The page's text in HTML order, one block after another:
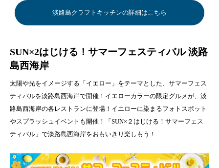
淡路島クラフトキッチンの詳細はこちら
SUN×2はじける！サマーフェスティバル 淡路
島西海岸
太陽や光をイメージする「イエロー」をテーマとした、サマーフェス
ティバルを淡路島西海岸で開催！イエローカラーの限定グルメが、淡
路島西海岸の各レストランに登場！イエローに染まるフォトスポット
やスプラッシュイベントも開催！「SUN×２はじける！サマーフェス
ティバル」で淡路島西海岸をおもいきり楽しもう！